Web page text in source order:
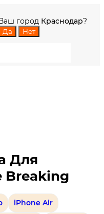
город Краснодар?
Для
Breaking
iPhone Air